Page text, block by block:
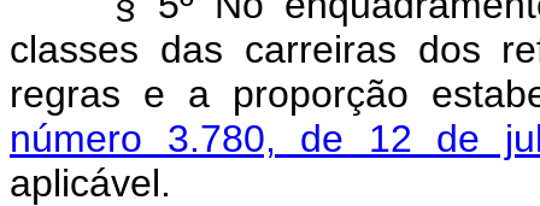
classes das carreiras dos
regras e a proporção
número 3.780, de 12 de
aplicável.